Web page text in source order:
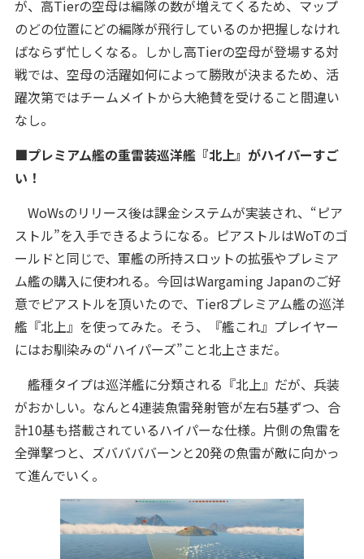
が、高Tierの空母は編隊の数が増えてくるため、マップ
のどの位置にどの編隊が飛行しているのか把握しなけれ
ばならず忙しくなる。しかし高Tierの空母が登場する対
戦では、空母の活躍如何によって勝敗が決まるため、活
躍次第ではチームメイトから大絶賛を受けること間違い
なし。
■プレミアム艦の重雷装巡洋艦『北上』がハイパーすご
い！
WoWsのリリース後は課金システムが実装され、“ピア
ストル”を入手できるようになる。ピアストルはWoTのゴ
ールドと同じで、軍艦の所持スロットの拡張やプレミア
ム艦の購入に使われる。今回はWargaming Japanのご好
意でピアストルを頂いたので、Tier8プレミアム艦の巡洋
艦『北上』を使ってみた。そう、『艦これ』プレイヤー
にはお馴染みの“ハイパーズ”こと北上さまだ。
艦種タイプは巡洋艦に分類される『北上』だが、兵装
がおかしい。なんと4連装魚雷発射管が左右5基ずつ、合
計10基も搭載されているハイパーな仕様。片側の魚雷を
全弾撃つと、ズババババーンと20発の魚雷が敵に向かっ
て進んでいく。